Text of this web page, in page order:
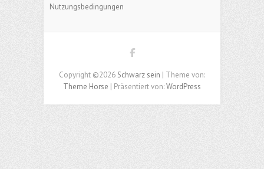
Nutzungsbedingungen
Copyright ©2026 Schwarz sein | Theme von:
Theme Horse | Präsentiert von:WordPress